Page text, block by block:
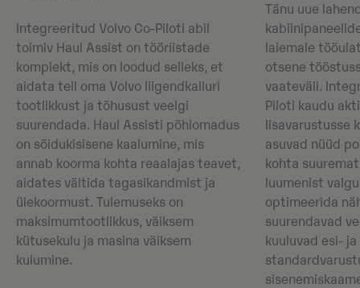
Integreeritud Volvo Co-Piloti abil
toimiv Haul Assist on tööriistade
komplekt, mis on loodud selleks, et
aidata teil oma Volvo liigendkalluri
tootlikkust ja tõhusust veelgi
suurendada. Haul Assisti põhiomadus
on sõidukisisene kaalumine, mis
annab koorma kohta reaalajas teavet,
aidates vältida tagasikandmist ja
ülekoormust. Tulemuseks on
maksimumtootlikkus, väiksem
kütusekulu ja masina väiksem
kulumine.
Tänu uue
laiemale
otsene
vaateväli.
Piloti kaudu
lisavarustusse
asuvad nüüd
kohta
luumenist
optimeerida
suurendavad
kuuluvad esi-